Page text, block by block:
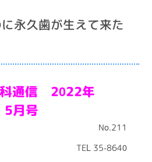
永久歯が生えて来た
科通信 2022年
5月号
No.211
TEL 35-8640